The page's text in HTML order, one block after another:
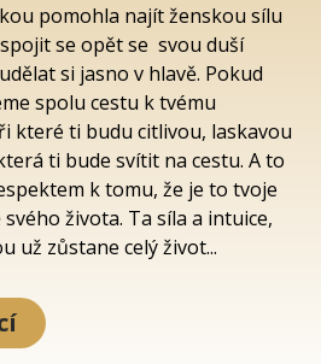
pomohla najít ženskou sílu
se opět se svou duší
si jasno v hlavě. Pokud
spolu cestu k tvému
které ti budu citlivou, laskavou
ti bude svítit na cestu. A to
k tomu, že je to tvoje
života. Ta síla a intuice,
už zůstane celý život...